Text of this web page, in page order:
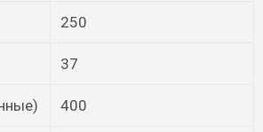
250
37
400